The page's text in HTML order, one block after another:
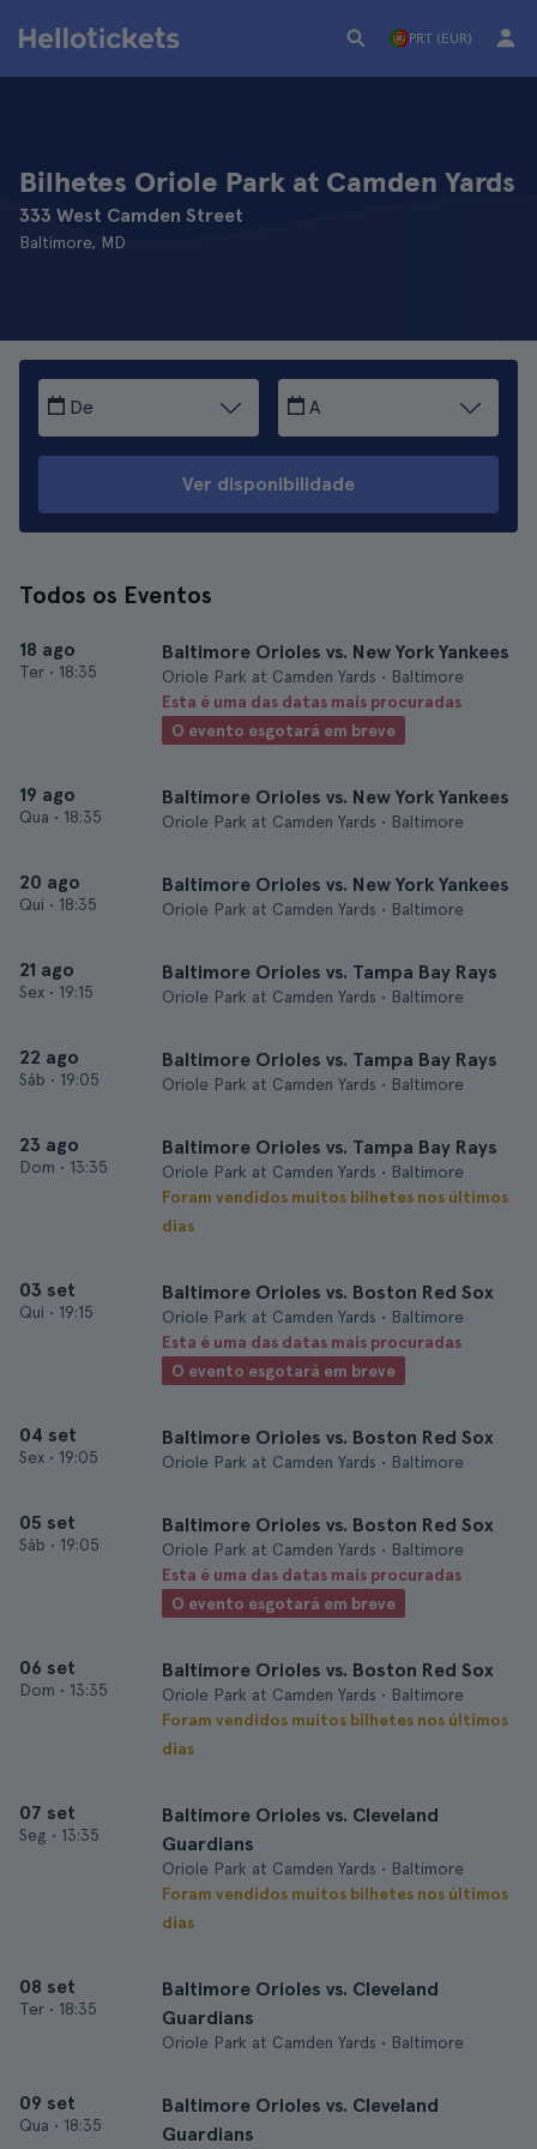
PRT (EUR)
Bilhetes Oriole Park at Camden Yards
333 West Camden Street
Baltimore, MD
De A
Ver disponibilidade
Todos os Eventos
18 ago
Ter • 18:35
Baltimore Orioles vs. New York Yankees
Oriole Park at Camden Yards • Baltimore
Esta é uma das datas mais procuradas
O evento esgotará em breve
19 ago
Qua • 18:35
Baltimore Orioles vs. New York Yankees
Oriole Park at Camden Yards • Baltimore
20 ago
Qui • 18:35
Baltimore Orioles vs. New York Yankees
Oriole Park at Camden Yards • Baltimore
21 ago
Sex • 19:15
Baltimore Orioles vs. Tampa Bay Rays
Oriole Park at Camden Yards • Baltimore
22 ago
Sáb • 19:05
Baltimore Orioles vs. Tampa Bay Rays
Oriole Park at Camden Yards • Baltimore
23 ago
Dom • 13:35
Baltimore Orioles vs. Tampa Bay Rays
Oriole Park at Camden Yards • Baltimore
Foram vendidos muitos bilhetes nos últimos
dias
03 set
Qui • 19:15
Baltimore Orioles vs. Boston Red Sox
Oriole Park at Camden Yards • Baltimore
Esta é uma das datas mais procuradas
O evento esgotará em breve
04 set
Sex • 19:05
Baltimore Orioles vs. Boston Red Sox
Oriole Park at Camden Yards • Baltimore
05 set
Sáb • 19:05
Baltimore Orioles vs. Boston Red Sox
Oriole Park at Camden Yards • Baltimore
Esta é uma das datas mais procuradas
O evento esgotará em breve
06 set
Dom • 13:35
Baltimore Orioles vs. Boston Red Sox
Oriole Park at Camden Yards • Baltimore
Foram vendidos muitos bilhetes nos últimos
dias
07 set
Seg • 13:35
Baltimore Orioles vs. Cleveland
Guardians
Oriole Park at Camden Yards • Baltimore
Foram vendidos muitos bilhetes nos últimos
dias
08 set
Ter • 18:35
Baltimore Orioles vs. Cleveland
Guardians
Oriole Park at Camden Yards • Baltimore
09 set
Qua • 18:35
Baltimore Orioles vs. Cleveland
Guardians